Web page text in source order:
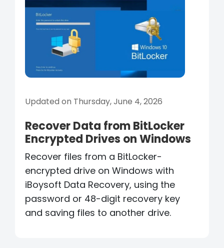
Updated on Thursday, June 4, 2026
Recover Data from BitLocker
Encrypted Drives on Windows
Recover files from a BitLocker-
encrypted drive on Windows with
iBoysoft Data Recovery, using the
password or 48-digit recovery key
and saving files to another drive.